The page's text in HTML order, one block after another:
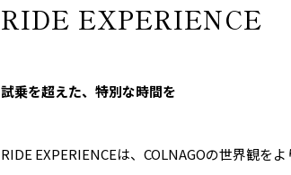
RIDE EXPERIENCE
試乗を超えた、特別な時間を
RIDE EXPERIENCEは、COLNAGOの世界観を